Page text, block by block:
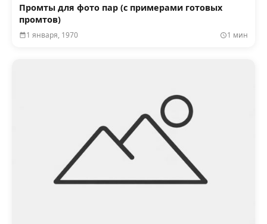
Промты для фото пар (с примерами готовых
промтов)
1 января, 1970 1 мин